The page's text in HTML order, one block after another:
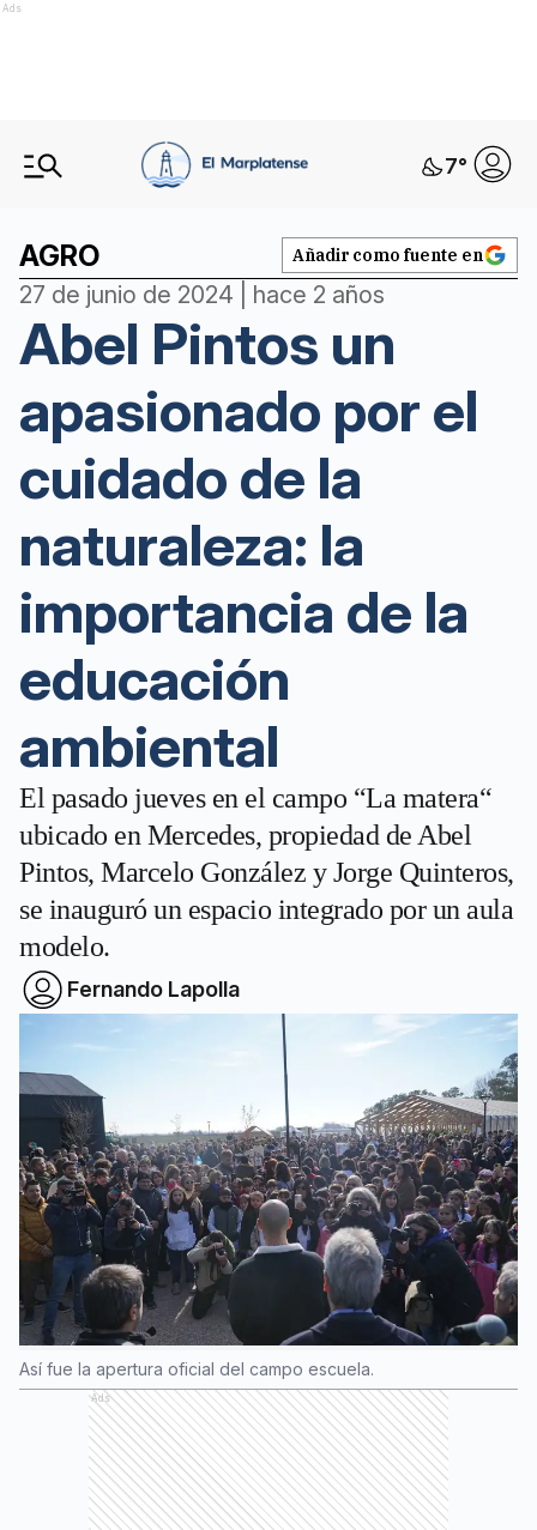
Ads
7°
AGRO Añadir como fuente en
27 de junio de 2024 | hace 2 años
Abel Pintos un
apasionado por el
cuidado de la
naturaleza: la
importancia de la
educación
ambiental
El pasado jueves en el campo “La matera“
ubicado en Mercedes, propiedad de Abel
Pintos, Marcelo González y Jorge Quinteros,
se inauguró un espacio integrado por un aula
modelo.
Fernando Lapolla
Así fue la apertura oficial del campo escuela.
Ads